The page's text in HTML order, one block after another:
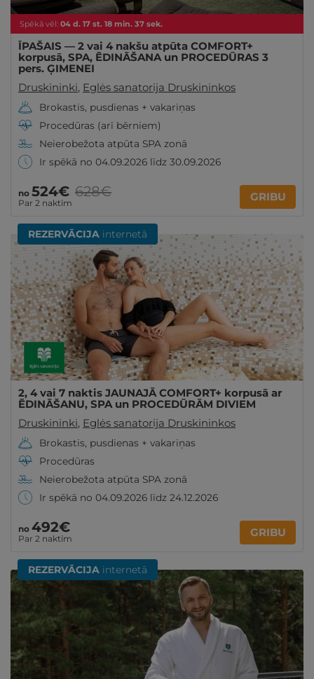
Spēkā vēl: 04 d. 17 st. 18 min. 35 sek.
ĪPAŠAIS — 2 vai 4 nakšu atpūta COMFORT+
korpusā, SPA, ĒDINĀŠANA un PROCEDŪRAS 3
pers. ĢIMENEI
Druskininki, Eglės sanatorija Druskininkos
Brokastis, pusdienas + vakariņas
Procedūras (arī bērniem)
Neierobežota atpūta SPA zonā
Ir spēkā no 04.09.2026 līdz 30.09.2026
no 524€
Par 2 naktīm
628€ GRIBU
REZERVĀCIJA internetā
2, 4 vai 7 naktis JAUNAJĀ COMFORT+ korpusā ar
ĒDINĀŠANU, SPA un PROCEDŪRĀM DIVIEM
Druskininki, Eglės sanatorija Druskininkos
Brokastis, pusdienas + vakariņas
Procedūras
Neierobežota atpūta SPA zonā
Ir spēkā no 04.09.2026 līdz 24.12.2026
no 492€
Par 2 naktīm GRIBU
REZERVĀCIJA internetā